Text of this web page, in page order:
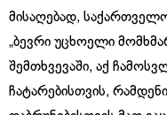
მისაღებად,
„ბევრი უცხოელი
შემთხვევაში, აქ
ჩატარებისთვის,